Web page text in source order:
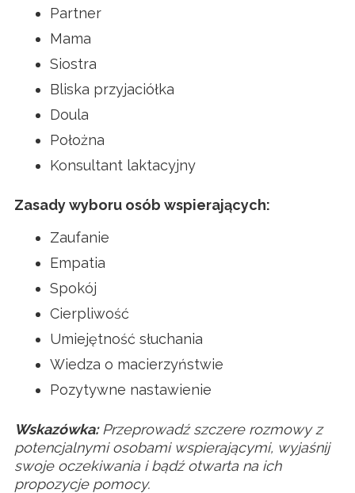
Partner
Mama
Siostra
Bliska przyjaciółka
Doula
Położna
Konsultant laktacyjny
Zasady wyboru osób wspierających:
Zaufanie
Empatia
Spokój
Cierpliwość
Umiejętność słuchania
Wiedza o macierzyństwie
Pozytywne nastawienie
Wskazówka: Przeprowadź szczere rozmowy z
potencjalnymi osobami wspierającymi, wyjaśnij
swoje oczekiwania i bądź otwarta na ich
propozycje pomocy.